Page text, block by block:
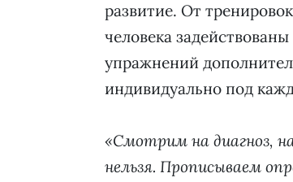
развитие. От
человека
упражнений
индивидуально под
«Смотрим на диагноз,
нельзя. Прописываем